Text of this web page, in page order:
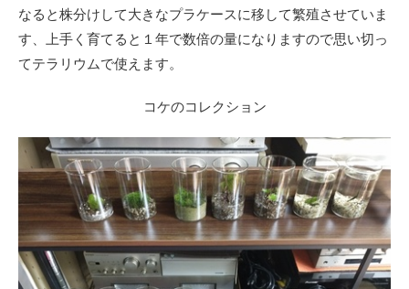
なると株分けして大きなプラケースに移して繁殖させていま
す、上手く育てると１年で数倍の量になりますので思い切っ
てテラリウムで使えます。
コケのコレクション